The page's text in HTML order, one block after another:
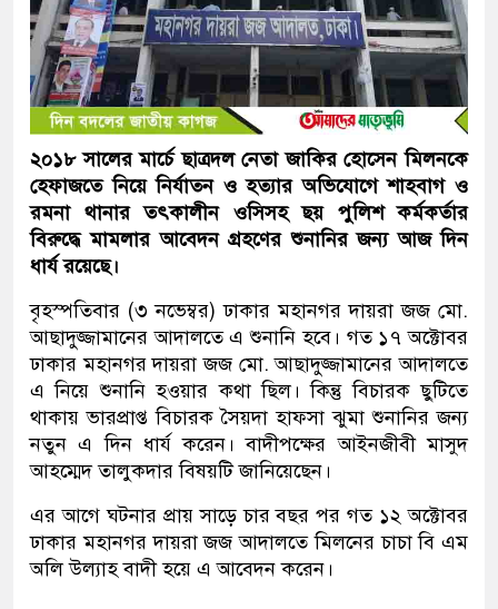
২০১৮ সালের মার্চে ছাত্রদল নেতা জাকির হোসেন মিলনকে
হেফাজতে নিয়ে নির্যাতন ও হত্যার অভিযোগে শাহবাগ ও
রমনা থানার তৎকালীন ওসিসহ ছয় পুলিশ কর্মকর্তার
বিরুদ্ধে মামলার আবেদন গ্রহণের শুনানির জন্য আজ দিন
ধার্য রয়েছে।
বৃহস্পতিবার (৩ নভেম্বর) ঢাকার মহানগর দায়রা জজ মো.
আছাদুজ্জামানের আদালতে এ শুনানি হবে। গত ১৭ অক্টোবর
ঢাকার মহানগর দায়রা জজ মো. আছাদুজ্জামানের আদালতে
এ নিয়ে শুনানি হওয়ার কথা ছিল। কিন্তু বিচারক ছুটিতে
থাকায় ভারপ্রাপ্ত বিচারক সৈয়দা হাফসা ঝুমা শুনানির জন্য
নতুন এ দিন ধার্য করেন। বাদীপক্ষের আইনজীবী মাসুদ
আহম্মেদ তালুকদার বিষয়টি জানিয়েছেন।
এর আগে ঘটনার প্রায় সাড়ে চার বছর পর গত ১২ অক্টোবর
ঢাকার মহানগর দায়রা জজ আদালতে মিলনের চাচা বি এম
অলি উল্যাহ বাদী হয়ে এ আবেদন করেন।